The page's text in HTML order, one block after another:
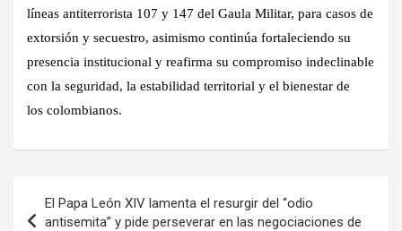
líneas antiterrorista 107 y 147 del Gaula Militar, para casos de
extorsión y secuestro, asimismo continúa fortaleciendo su
presencia institucional y reafirma su compromiso indeclinable
con la seguridad, la estabilidad territorial y el bienestar de
los colombianos.
de
El Papa León XIV lamenta el resurgir del “odio
antisemita” y pide perseverar en las negociaciones de